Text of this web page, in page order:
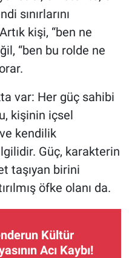
sınırlarını
kişi, “ben ne
“ben bu rolde ne
var: Her güç sahibi
kişinin içsel
kendilik
Güç, karakterin
taşıyan birini
öfke olanı da.
Kültür
Acı Kaybı!